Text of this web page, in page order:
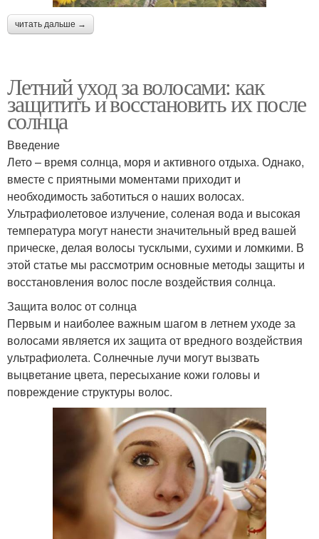
читать дальше →
Летний уход за волосами: как
защитить и восстановить их после
солнца
Введение
Лето – время солнца, моря и активного отдыха. Однако,
вместе с приятными моментами приходит и
необходимость заботиться о наших волосах.
Ультрафиолетовое излучение, соленая вода и высокая
температура могут нанести значительный вред вашей
прическе, делая волосы тусклыми, сухими и ломкими. В
этой статье мы рассмотрим основные методы защиты и
восстановления волос после воздействия солнца.
Защита волос от солнца
Первым и наиболее важным шагом в летнем уходе за
волосами является их защита от вредного воздействия
ультрафиолета. Солнечные лучи могут вызвать
выцветание цвета, пересыхание кожи головы и
повреждение структуры волос.